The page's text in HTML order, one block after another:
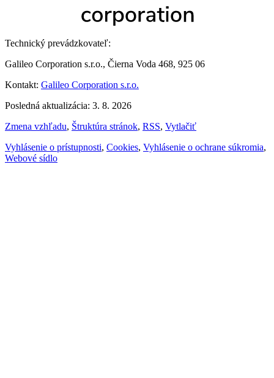
Technický prevádzkovateľ:
Galileo Corporation s.r.o., Čierna Voda 468, 925 06
Kontakt: Galileo Corporation s.r.o.
Posledná aktualizácia: 3. 8. 2026
Zmena vzhľadu, Štruktúra stránok, RSS, Vytlačiť
Vyhlásenie o prístupnosti, Cookies, Vyhlásenie o ochrane súkromia,
Webové sídlo